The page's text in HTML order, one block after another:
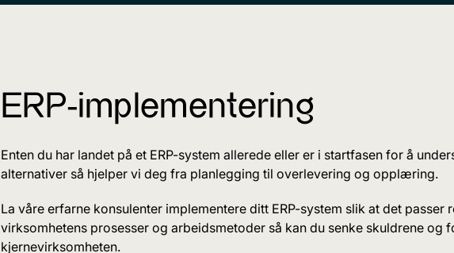
ERP-implementering
Enten du har landet på et ERP-system allerede eller er i startfasen for å
alternativer så hjelper vi deg fra planlegging til overlevering og opplæring.
La våre erfarne konsulenter implementere ditt ERP-system slik at det passer
virksomhetens prosesser og arbeidsmetoder så kan du senke skuldrene og
kjernevirksomheten.